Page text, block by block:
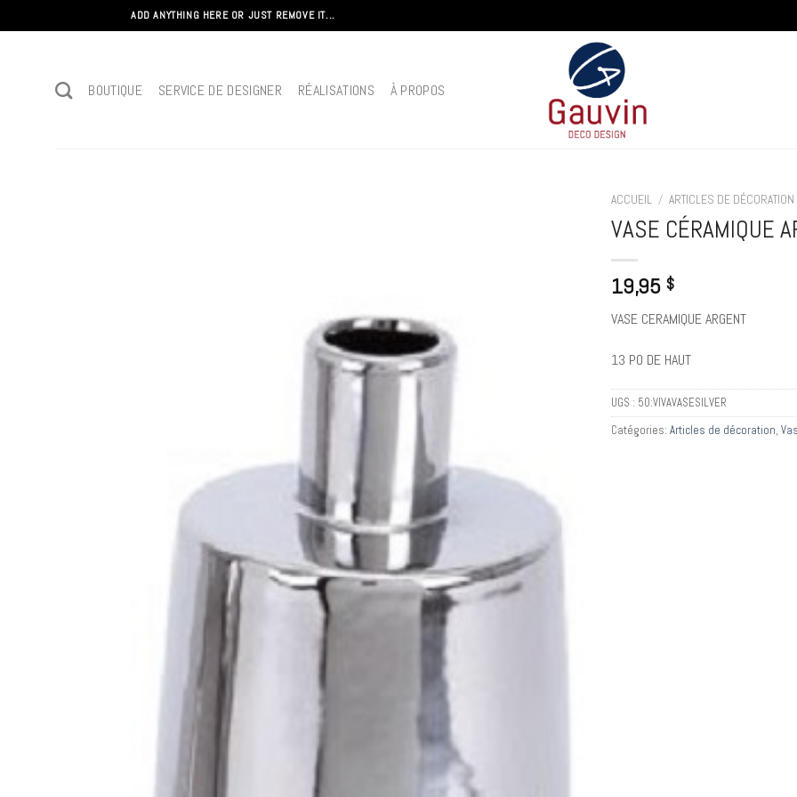
au
ADD ANYTHING HERE OR JUST REMOVE IT...
BOUTIQUE SERVICE DE DESIGNER RÉALISATIONS À PROPOS
ACCUEIL / ARTICLES DE DÉCORATION
VASE CÉRAMIQUE
19,95 $
VASE CERAMIQUE ARGENT
13 PO DE HAUT
UGS : 50:VIVAVASESILVER
Catégories: Articles de décoration,